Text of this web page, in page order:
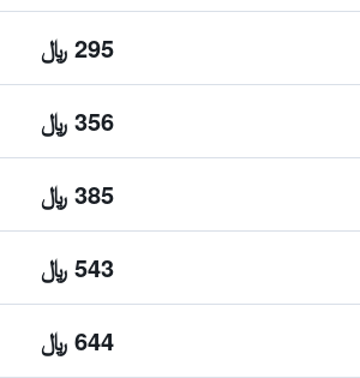
295 ﷼
356 ﷼
385 ﷼
543 ﷼
644 ﷼